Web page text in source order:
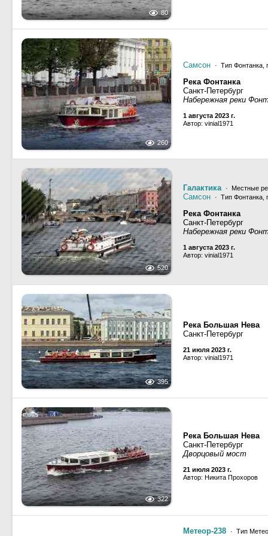
80
260
Самсон · Тип Фонтанка,
Река Фонтанка
Санкт-Петербург
Набережная реки
1 августа 2023 г.
Автор: vinial1971
520
Галактика · Местные
Самсон · Тип Фонтанка,
Река Фонтанка
Санкт-Петербург
Набережная реки
1 августа 2023 г.
Автор: vinial1971
395
Река Большая Нева
Санкт-Петербург
21 июля 2023 г.
Автор: vinial1971
322
Река Большая Нева
Санкт-Петербург
Дворцовый мост
21 июля 2023 г.
Автор: Никита Прохоров
Метеор-238 · Тип